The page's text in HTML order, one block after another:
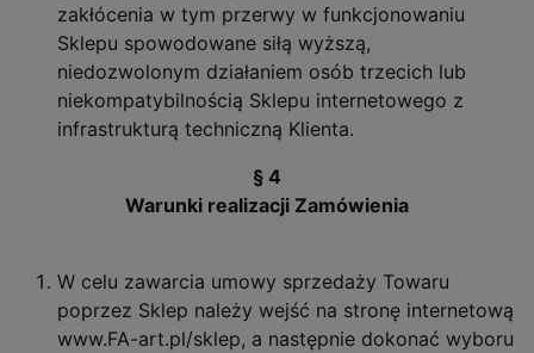
zakłócenia w tym przerwy w funkcjonowaniu
Sklepu spowodowane siłą wyższą,
niedozwolonym działaniem osób trzecich lub
niekompatybilnością Sklepu internetowego z
infrastrukturą techniczną Klienta.
§ 4
Warunki realizacji Zamówienia
W celu zawarcia umowy sprzedaży Towaru
poprzez Sklep należy wejść na stronę internetową
www.FA-art.pl/sklep, a następnie dokonać wyboru